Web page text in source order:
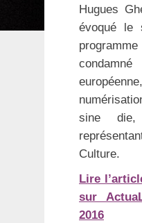
Hugues
évoqué le
sine die,
Culture.
Lire
sur
2016